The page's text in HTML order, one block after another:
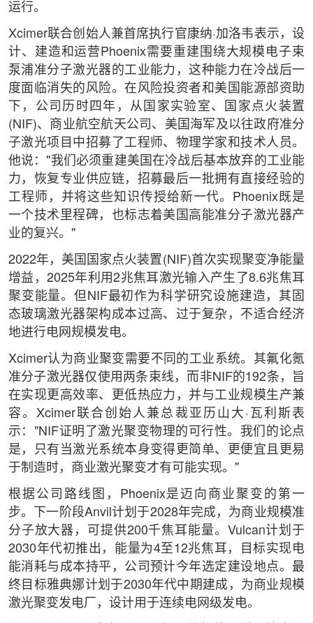
运行。
Xcimer联合创始人兼首席执行官康纳·加洛韦表示，设
计、建造和运营Phoenix需要重建围绕大规模电子束
泵浦准分子激光器的工业能力，这种能力在冷战后一
度面临消失的风险。在风险投资者和美国能源部资助
下，公司历时四年，从国家实验室、国家点火装置
(NIF)、商业航空航天公司、美国海军及以往政府准分
子激光项目中招募了工程师、物理学家和技术人员。
他说："我们必须重建美国在冷战后基本放弃的工业能
力，恢复专业供应链，招募最后一批拥有直接经验的
工程师，并将这些知识传授给新一代。Phoenix既是
一个技术里程碑，也标志着美国高能准分子激光器产
业的复兴。"
2022年，美国国家点火装置(NIF)首次实现聚变净能量
增益，2025年利用2兆焦耳激光输入产生了8.6兆焦耳
聚变能量。但NIF最初作为科学研究设施建造，其固
态玻璃激光器架构成本过高、过于复杂，不适合经济
地进行电网规模发电。
Xcimer认为商业聚变需要不同的工业系统。其氟化氪
准分子激光器仅使用两条束线，而非NIF的192条，旨
在实现更高效率、更低热应力，并与工业规模生产兼
容。Xcimer联合创始人兼总裁亚历山大·瓦利斯表
示："NIF证明了激光聚变物理的可行性。我们的论点
是，只有当激光系统本身变得更简单、更便宜且更易
于制造时，商业激光聚变才有可能实现。"
根据公司路线图，Phoenix是迈向商业聚变的第一
步。下一阶段Anvil计划于2028年完成，为商业规模准
分子放大器，可提供200千焦耳能量。Vulcan计划于
2030年代初推出，能量为4至12兆焦耳，目标实现电
能消耗与成本持平，公司预计今年选定建设地点。最
终目标雅典娜计划于2030年代中期建成，为商业规模
激光聚变发电厂，设计用于连续电网级发电。